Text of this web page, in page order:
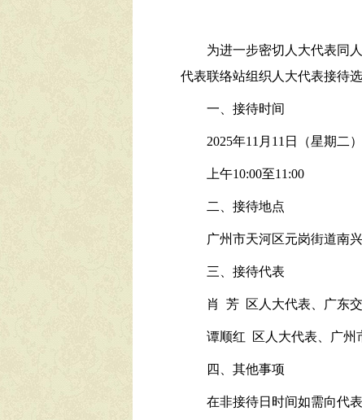
为进一步密切人大代表同
代表联络站组织人大代表接待
一、接待时间
2025年11月11日（星期二）
上午10:00至11:00
二、接待地点
广州市天河区元岗街道南
三、接待代表
肖 芳 区人大代表、广东
谭顺红 区人大代表、广州
四、其他事项
在非接待日时间如需向代